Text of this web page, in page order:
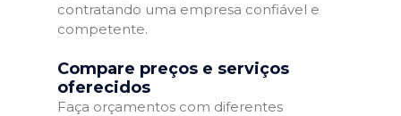
contratando uma empresa confiável e
competente.
Compare preços e serviços
oferecidos
Faça orçamentos com diferentes